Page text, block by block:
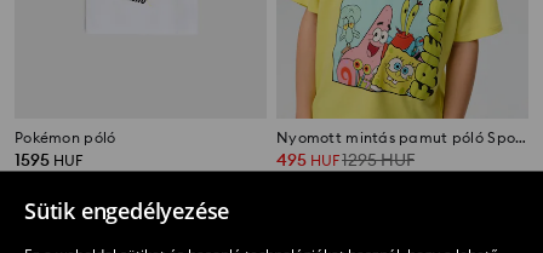
Sütik engedélyezése
Pokémon póló
1595 HUF
Nyomott mintás pamut póló SpongeBob SquarePants
495 HUF1295HUF